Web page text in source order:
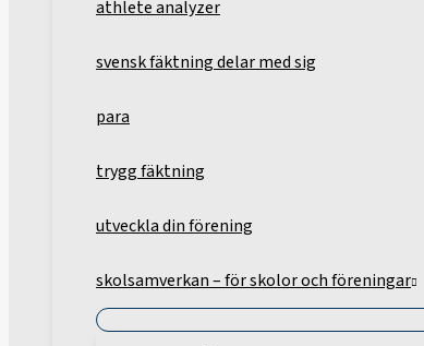
athlete analyzer
svensk fäktning delar med sig
para
trygg fäktning
utveckla din förening
skolsamverkan – för skolor och föreningar